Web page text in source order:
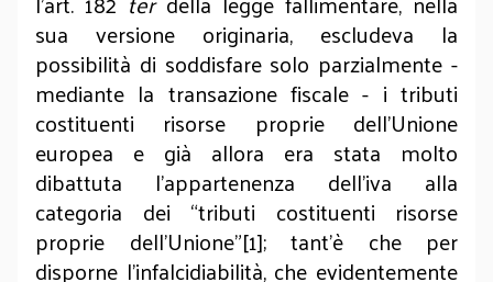
sua versione originaria, escludeva la
possibilità di soddisfare solo parzialmente -
mediante la transazione fiscale - i tributi
costituenti risorse proprie dell’Unione
europea e già allora era stata molto
dibattuta l’appartenenza dell’iva alla
categoria dei “tributi costituenti risorse
proprie dell’Unione”[1]; tant’è che per
disporne l’infalcidiabilità, che evidentemente